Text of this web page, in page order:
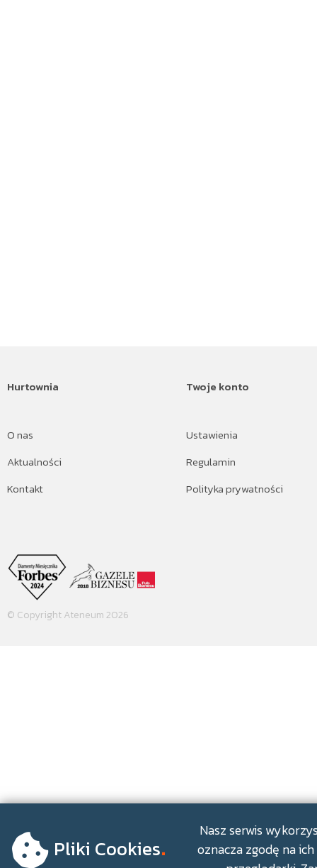
Hurtownia
O nas
Aktualności
Kontakt
Twoje konto
Ustawienia
Regulamin
Polityka prywatności
© Copyright Ateneum 2026
Pliki Cookies.
Nasz serwis
oznacza zgodę na